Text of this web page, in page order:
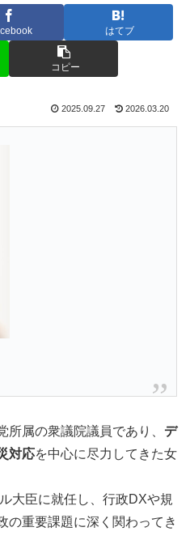
はてブ
コピー
2025.09.27 2026.03.20
属の衆議院議員であり、 デ
対応を中心に尽力してきた女
大臣に就任し、行政DXや規
の重要課題に深く関わってき